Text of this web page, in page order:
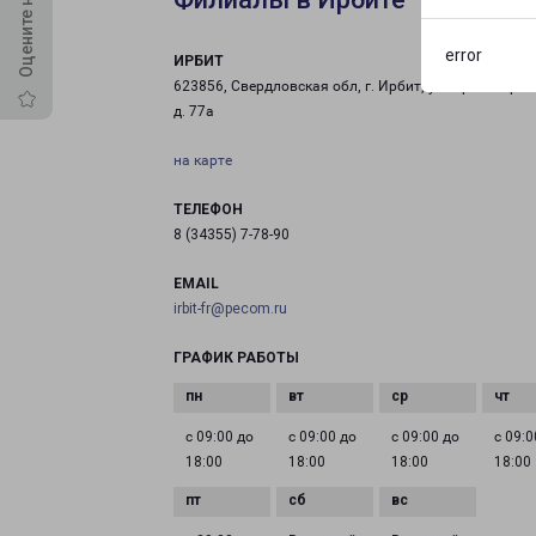
error
ИРБИТ
623856, Свердловская обл, г. Ирбит, ул.
д. 77а
на карте
ТЕЛЕФОН
8 (34355) 7-78-90
EMAIL
irbit-fr@pecom.ru
ГРАФИК РАБОТЫ
с 09:00 до
18:00
с 09:00 до
18:00
с 09:00 до
18:00
с
18:00